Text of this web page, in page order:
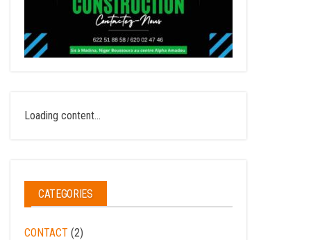
Loading content...
CATEGORIES
CONTACT (2)